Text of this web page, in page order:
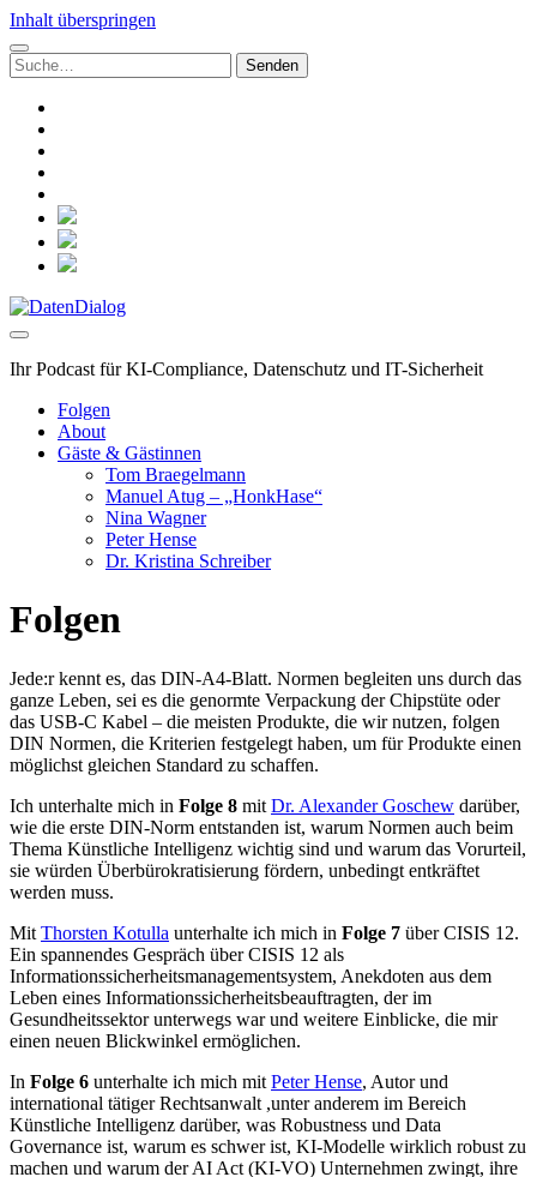
Inhalt überspringen
Suchen
nach:
social_icon_custom_1
social_icon_custom_2
social_icon_custom_3
DatenDialog
Ihr Podcast für KI-Compliance, Datenschutz und IT-Sicherheit
Folgen
About
Gäste & Gästinnen
Tom Braegelmann
Manuel Atug – „HonkHase“
Nina Wagner
Peter Hense
Dr. Kristina Schreiber
Folgen
Jede:r kennt es, das DIN-A4-Blatt. Normen begleiten uns durch das
ganze Leben, sei es die genormte Verpackung der Chipstüte oder
das USB-C Kabel – die meisten Produkte, die wir nutzen, folgen
DIN Normen, die Kriterien festgelegt haben, um für Produkte einen
möglichst gleichen Standard zu schaffen.
Ich unterhalte mich in Folge 8 mit Dr. Alexander Goschew darüber,
wie die erste DIN-Norm entstanden ist, warum Normen auch beim
Thema Künstliche Intelligenz wichtig sind und warum das Vorurteil,
sie würden Überbürokratisierung fördern, unbedingt entkräftet
werden muss.
Mit Thorsten Kotulla unterhalte ich mich in Folge 7 über CISIS 12.
Ein spannendes Gespräch über CISIS 12 als
Informationssicherheitsmanagementsystem, Anekdoten aus dem
Leben eines Informationssicherheitsbeauftragten, der im
Gesundheitssektor unterwegs war und weitere Einblicke, die mir
einen neuen Blickwinkel ermöglichen.
In Folge 6 unterhalte ich mich mit Peter Hense, Autor und
international tätiger Rechtsanwalt ,unter anderem im Bereich
Künstliche Intelligenz darüber, was Robustness und Data
Governance ist, warum es schwer ist, KI-Modelle wirklich robust zu
machen und warum der AI Act (KI-VO) Unternehmen zwingt, ihre